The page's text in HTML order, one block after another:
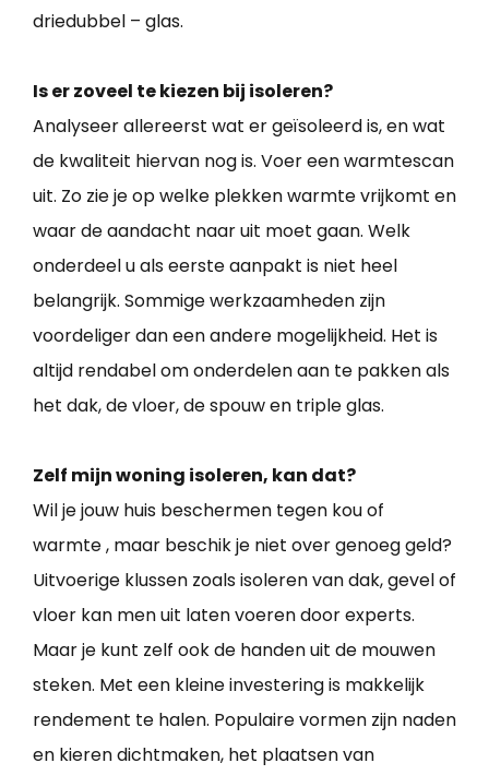
driedubbel – glas.
Is er zoveel te kiezen bij isoleren?
Analyseer allereerst wat er geïsoleerd is, en wat
de kwaliteit hiervan nog is. Voer een warmtescan
uit. Zo zie je op welke plekken warmte vrijkomt en
waar de aandacht naar uit moet gaan. Welk
onderdeel u als eerste aanpakt is niet heel
belangrijk. Sommige werkzaamheden zijn
voordeliger dan een andere mogelijkheid. Het is
altijd rendabel om onderdelen aan te pakken als
het dak, de vloer, de spouw en triple glas.
Zelf mijn woning isoleren, kan dat?
Wil je jouw huis beschermen tegen kou of
warmte , maar beschik je niet over genoeg geld?
Uitvoerige klussen zoals isoleren van dak, gevel of
vloer kan men uit laten voeren door experts.
Maar je kunt zelf ook de handen uit de mouwen
steken. Met een kleine investering is makkelijk
rendement te halen. Populaire vormen zijn naden
en kieren dichtmaken, het plaatsen van